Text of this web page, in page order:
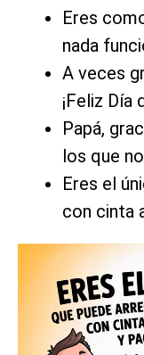
Eres
nada
A veces
¡Feliz Día
Papá,
los que
Eres el
con cinta